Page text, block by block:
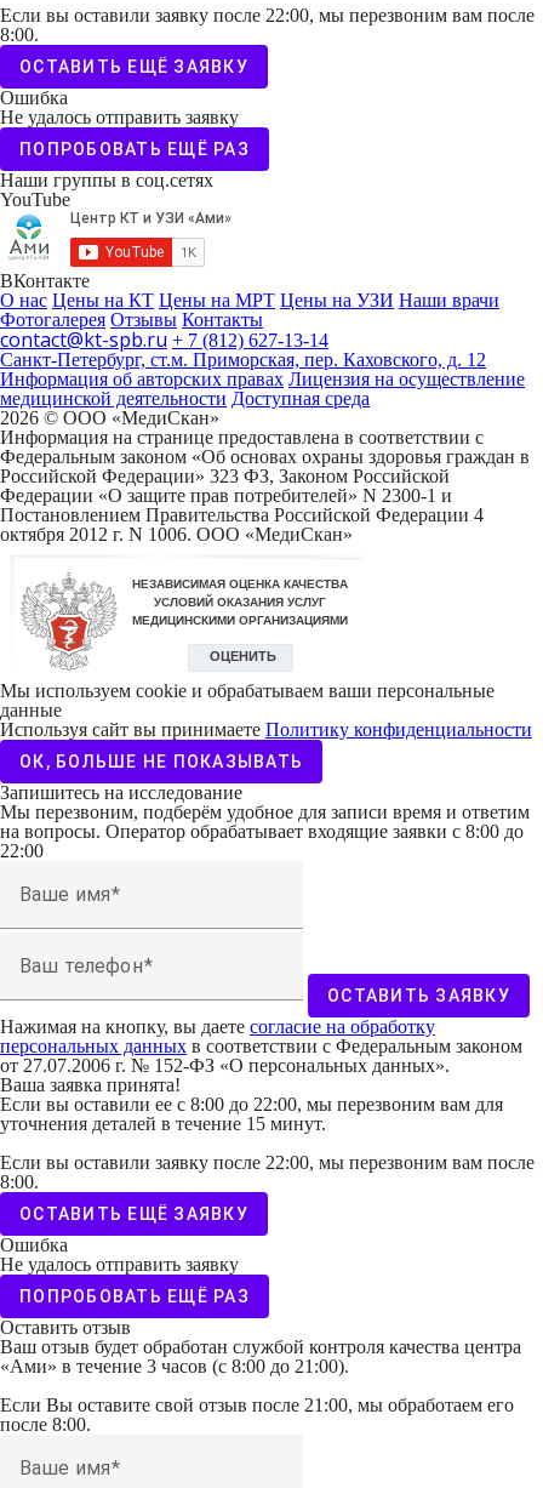
Если вы оставили заявку после 22:00, мы перезвоним вам после
8:00.
ОСТАВИТЬ ЕЩЁ ЗАЯВКУ
Ошибка
Не удалось отправить заявку
ПОПРОБОВАТЬ ЕЩЁ РАЗ
Наши группы в соц.сетях
YouTube
ВКонтакте
О нас Цены на КТ Цены на МРТ Цены на УЗИ Наши врачи
Фотогалерея Отзывы Контакты
contact@kt-spb.ru + 7 (812) 627-13-14
Санкт-Петербург, ст.м. Приморская, пер. Каховского, д. 12
Информация об авторских правах Лицензия на осуществление
медицинской деятельности Доступная среда
2026 © ООО «МедиCкан»
Информация на странице предоставлена в соответствии с
Федеральным законом «Об основах охраны здоровья граждан в
Российской Федерации» 323 ФЗ, Законом Российской
Федерации «О защите прав потребителей» N 2300-1 и
Постановлением Правительства Российской Федерации 4
октября 2012 г. N 1006. ООО «МедиСкан»
Мы используем cookie и обрабатываем ваши персональные
данные
Используя сайт вы принимаете Политику конфиденциальности
ОК, БОЛЬШЕ НЕ ПОКАЗЫВАТЬ
Запишитесь на исследование
Мы перезвоним, подберём удобное для записи время и ответим
на вопросы. Оператор обрабатывает входящие заявки с 8:00 до
22:00
Ваше имя
Ваш телефон
ОСТАВИТЬ ЗАЯВКУ
Нажимая на кнопку, вы даете согласие на обработку
персональных данных в соответствии с Федеральным законом
от 27.07.2006 г. № 152-ФЗ «О персональных данных».
Ваша заявка принята!
Если вы оставили ее с 8:00 до 22:00, мы перезвоним вам для
уточнения деталей в течение 15 минут.
Если вы оставили заявку после 22:00, мы перезвоним вам после
8:00.
ОСТАВИТЬ ЕЩЁ ЗАЯВКУ
Ошибка
Не удалось отправить заявку
ПОПРОБОВАТЬ ЕЩЁ РАЗ
Оставить отзыв
Ваш отзыв будет обработан службой контроля качества центра
«Ами» в течение 3 часов (с 8:00 до 21:00).
Если Вы оставите свой отзыв после 21:00, мы обработаем его
после 8:00.
Ваше имя